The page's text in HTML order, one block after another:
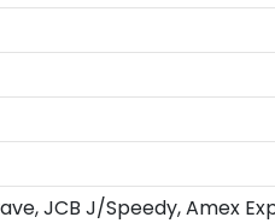
JCB J/Speedy, Amex